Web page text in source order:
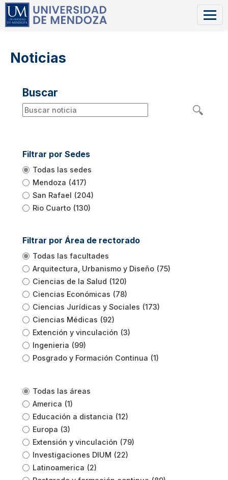
Noticias
Buscar
Filtrar por Sedes
Todas las sedes
Mendoza (417)
San Rafael (204)
Rio Cuarto (130)
Filtrar por Área de rectorado
Todas las facultades
Arquitectura, Urbanismo y Diseño (75)
Ciencias de la Salud (120)
Ciencias Económicas (78)
Ciencias Jurídicas y Sociales (173)
Ciencias Médicas (92)
Extención y vinculación (3)
Ingenieria (99)
Posgrado y Formación Continua (1)
Todas las áreas
America (1)
Educación a distancia (12)
Europa (3)
Extensión y vinculación (79)
Investigaciones DIUM (22)
Latinoamerica (2)